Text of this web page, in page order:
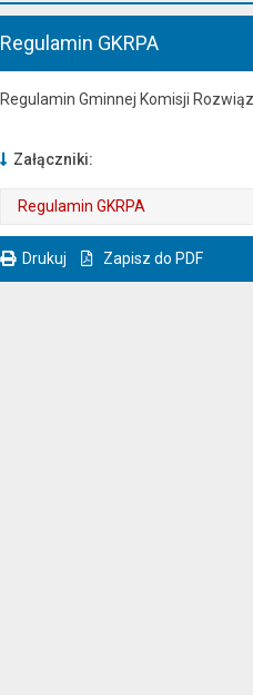
Regulamin GKRPA
Regulamin Gminnej Komisji
Załączniki:
Regulamin GKRPA
Drukuj Zapisz do PDF